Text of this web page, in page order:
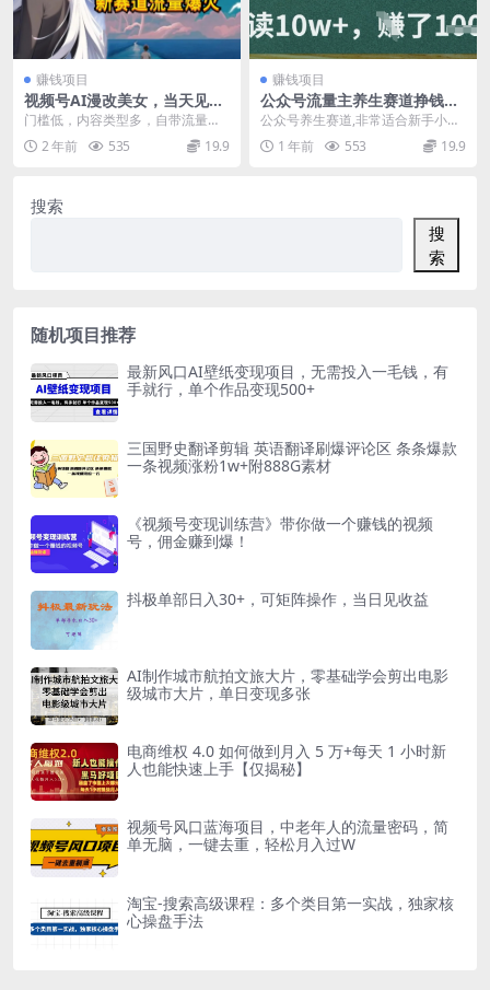
赚钱项目
视频号AI漫改美女，当天见收
益小白可做，日入几张
门槛低，内容类型多，自带流量，
操作简单，效果高效 资源下载地址
2 年前 535 19.9
赚钱项目
公众号流量主养生赛道挣钱副
业项目，详细拆解，单篇阅读
10w+
公众号养生赛道,非常适合新手小白
的一个副业项目! 简单来说就是专门
在公众号里发养...
1 年前 553 19.9
搜索
搜
索
随机项目推荐
最新风口AI壁纸变现项目，无需投入一毛钱，有
手就行，单个作品变现500+
三国野史翻译剪辑 英语翻译刷爆评论区 条条爆款
一条视频涨粉1w+附888G素材
《视频号变现训练营》带你做一个赚钱的视频
号，佣金赚到爆！
抖极单部日入30+，可矩阵操作，当日见收益
AI制作城市航拍文旅大片，零基础学会剪出电影
级城市大片，单日变现多张
电商维权 4.0 如何做到月入 5 万+每天 1 小时新
人也能快速上手【仅揭秘】
视频号风口蓝海项目，中老年人的流量密码，简
单无脑，一键去重，轻松月入过W
淘宝-搜索高级课程：多个类目第一实战，独家核
心操盘手法